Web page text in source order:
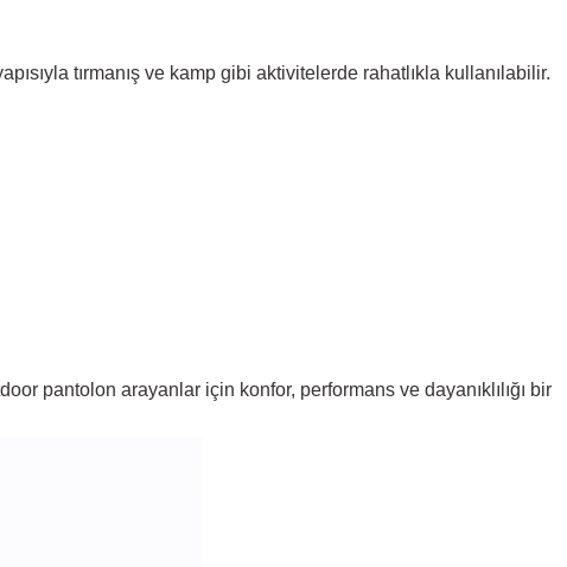
tırmanış ve kamp gibi aktivitelerde rahatlıkla kullanılabilir.
pantolon arayanlar için konfor, performans ve dayanıklılığı bir